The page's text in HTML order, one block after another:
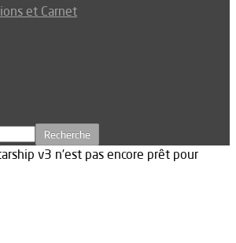
et Carnet
v3 n’est pas encore prêt pour